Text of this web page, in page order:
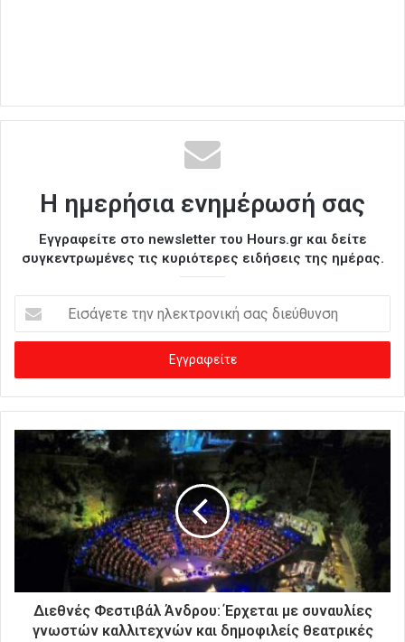
Η ημερήσια ενημέρωσή σας
Εγγραφείτε στο newsletter του Hours.gr και δείτε
συγκεντρωμένες τις κυριότερες ειδήσεις της ημέρας.
σ
γ
ε
η
τ
Διεθνές Φεστιβάλ Άνδρου: Έρχεται με συναυλίες
γνωστών καλλιτεχνών και δημοφιλείς θεατρικές